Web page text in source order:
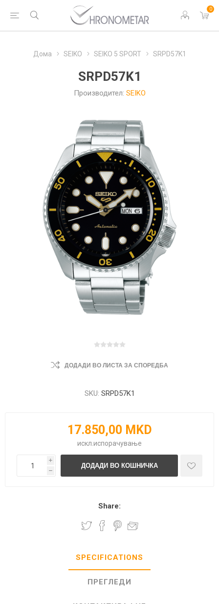
0
Дома SEIKO SEIKO 5 SPORT SRPD57K1
SRPD57K1
Производител: SEIKO
ДОДАДИ ВО ЛИСТА ЗА СПОРЕДБА
SKU: SRPD57K1
17.850,00 MKD
искл. испорачување
i
h
Share:
SPECIFICATIONS
ПРЕГЛЕДИ